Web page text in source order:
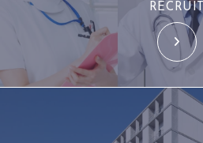
RECRUIT